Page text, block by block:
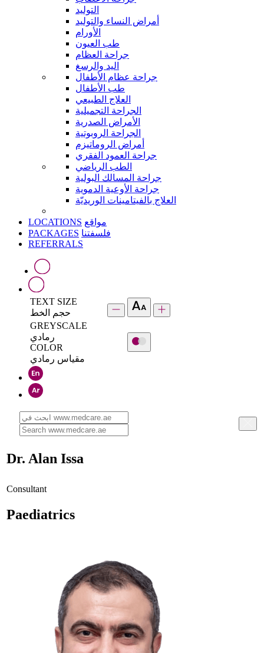
التوليد
أمراض النساء والتوليد
الأورام
طب العيون
جراحة العظام
اليد والرسغ
جراحة عظام الأطفال
طب الأطفال
العلاج الطبيعي
الجراحة التجميلية
الأمراض الصدرية
الجراحة الروبوتية
أمراض الروماتيزم
جراحة العمود الفقري
الطب الرياضي
جراحة المسالك البولية
جراحة الأوعية الدموية
العلاج بالفيتامينات الوريديّة
LOCATIONS مواقع
PACKAGES فلسفتنا
REFERRALS
TEXT SIZE
حجم الخط
GREYSCALE
رمادي
COLOR
مقياس رمادي
Dr. Alan Issa
Consultant
Paediatrics